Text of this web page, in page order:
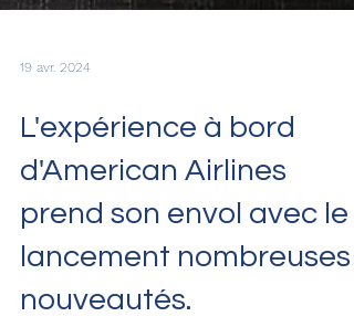
19 avr. 2024
L'expérience à bord
d'American Airlines